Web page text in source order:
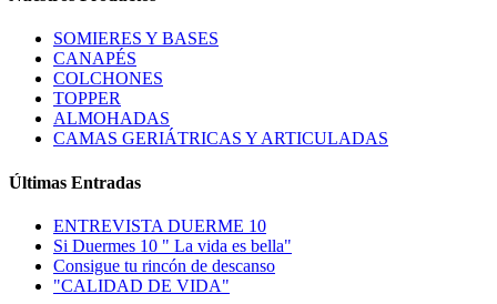
SOMIERES Y BASES
CANAPÉS
COLCHONES
TOPPER
ALMOHADAS
CAMAS GERIÁTRICAS Y ARTICULADAS
Últimas Entradas
ENTREVISTA DUERME 10
Si Duermes 10 " La vida es bella"
Consigue tu rincón de descanso
"CALIDAD DE VIDA"